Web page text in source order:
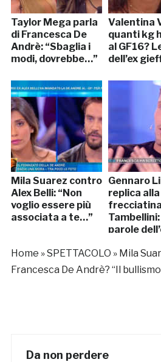
Taylor Mega parla
di Francesca De
Andrè: “Sbaglia i
modi, dovrebbe…”
Valentina
quanti kg
al GF16?
dell’ex
Mila Suarez contro
Alex Belli: “Non
voglio essere più
associata a te…”
Gennaro
replica alla
parole
Home »SPETTACOLO » Mila
Francesca De Andrè? “Il
Da non perdere